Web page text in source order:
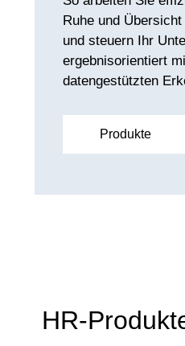
Ruhe und
und steuern Ihr
ergebnisorientiert
datengestützten
Produkte
HR-